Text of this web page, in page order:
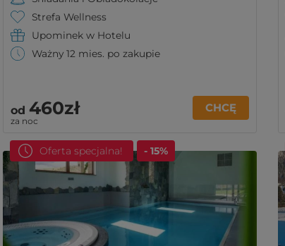
Strefa Wellness
Upominek w Hotelu
Ważny 12 mies. po zakupie
od 460zł
za noc
CHCĘ
Oferta specjalna! - 15%